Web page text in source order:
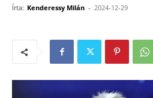
Írta: Kenderessy Milán - 2024-12-29